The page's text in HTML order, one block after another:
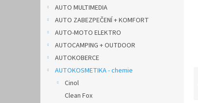
AUTO MULTIMEDIA
AUTO ZABEZPEČENÍ + KOMFORT
AUTO-MOTO ELEKTRO
AUTOCAMPING + OUTDOOR
AUTOKOBERCE
AUTOKOSMETIKA - chemie
Cinol
Clean Fox